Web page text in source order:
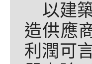
以建
造供應
利潤可